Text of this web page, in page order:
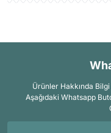
Ürünler Hakkında
Aşağıdaki Whatsapp